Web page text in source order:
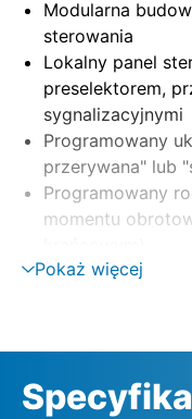
Modularna
sterowania
Lokalny panel
preselektorem,
sygnalizacyjnymi
Programowany
przerywana" lub
Programowany
momentu
Możliwość
nawrotnych lub
Zewnętrzne
Pokaż więcej